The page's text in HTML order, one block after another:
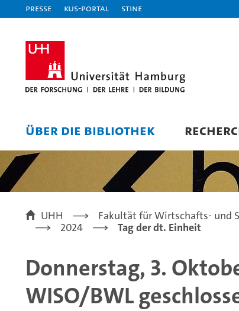
Presse KUS-Portal STiNE
ÜBER DIE BIBLIOTHEK
UHH Fakultät für Wirtschafts- und
2024
Tag der dt. Einheit
Donnerstag, 3.
WISO/BWL